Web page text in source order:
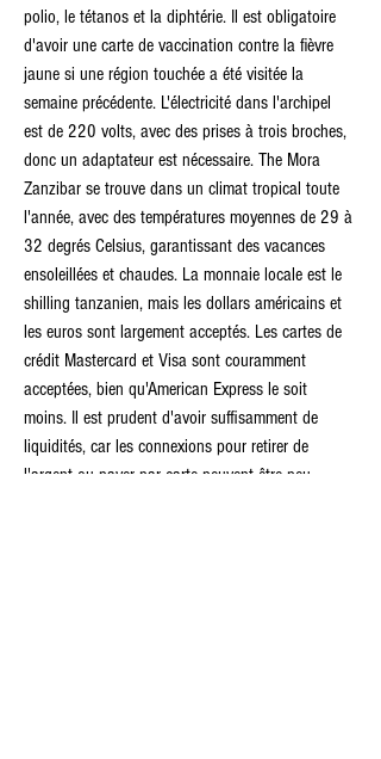
polio, le tétanos et la diphtérie. Il est obligatoire
d'avoir une carte de vaccination contre la fièvre
jaune si une région touchée a été visitée la
semaine précédente. L'électricité dans l'archipel
est de 220 volts, avec des prises à trois broches,
donc un adaptateur est nécessaire. The Mora
Zanzibar se trouve dans un climat tropical toute
l'année, avec des températures moyennes de 29 à
32 degrés Celsius, garantissant des vacances
ensoleillées et chaudes. La monnaie locale est le
shilling tanzanien, mais les dollars américains et
les euros sont largement acceptés. Les cartes de
crédit Mastercard et Visa sont couramment
acceptées, bien qu'American Express le soit
moins. Il est prudent d'avoir suffisamment de
liquidités, car les connexions pour retirer de
l'argent ou payer par carte peuvent être peu